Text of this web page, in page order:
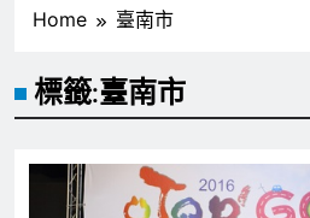
Home 臺南市
標籤:臺南市